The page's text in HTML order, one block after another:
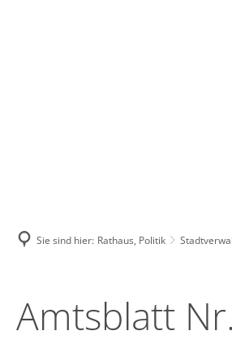
Sie sind hier: Rathaus, Politik
Amtsblatt